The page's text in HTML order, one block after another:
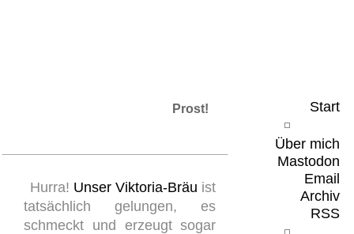
Start
Über mich
Mastodon
Email
Archiv
RSS
Prost!
Hurra! Unser Viktoria-Bräu ist
tatsächlich gelungen, es
schmeckt und erzeugt sogar